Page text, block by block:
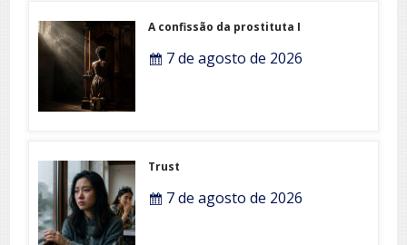
A confissão da prostituta I
7 de agosto de 2026
Trust
7 de agosto de 2026